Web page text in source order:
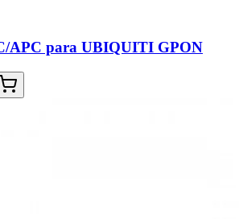
APC para UBIQUITI GPON